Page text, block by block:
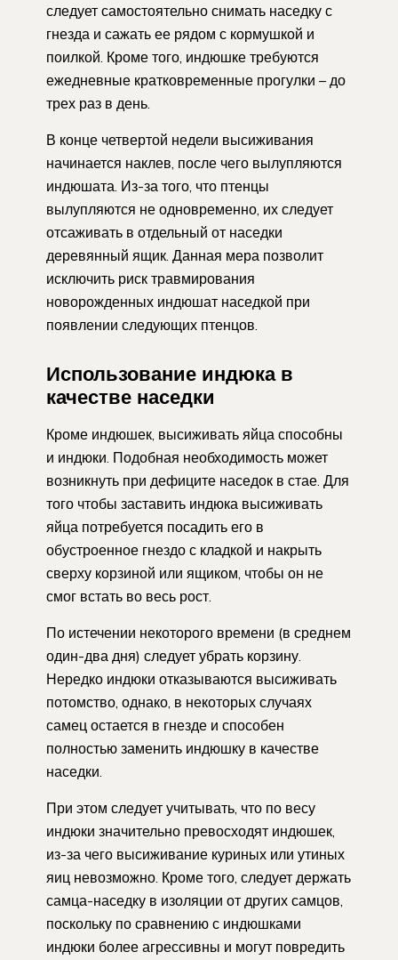
следует самостоятельно снимать наседку с
гнезда и сажать ее рядом с кормушкой и
поилкой. Кроме того, индюшке требуются
ежедневные кратковременные прогулки – до
трех раз в день.
В конце четвертой недели высиживания
начинается наклев, после чего вылупляются
индюшата. Из-за того, что птенцы
вылупляются не одновременно, их следует
отсаживать в отдельный от наседки
деревянный ящик. Данная мера позволит
исключить риск травмирования
новорожденных индюшат наседкой при
появлении следующих птенцов.
Использование индюка в
качестве наседки
Кроме индюшек, высиживать яйца способны
и индюки. Подобная необходимость может
возникнуть при дефиците наседок в стае. Для
того чтобы заставить индюка высиживать
яйца потребуется посадить его в
обустроенное гнездо с кладкой и накрыть
сверху корзиной или ящиком, чтобы он не
смог встать во весь рост.
По истечении некоторого времени (в среднем
один-два дня) следует убрать корзину.
Нередко индюки отказываются высиживать
потомство, однако, в некоторых случаях
самец остается в гнезде и способен
полностью заменить индюшку в качестве
наседки.
При этом следует учитывать, что по весу
индюки значительно превосходят индюшек,
из-за чего высиживание куриных или утиных
яиц невозможно. Кроме того, следует держать
самца-наседку в изоляции от других самцов,
поскольку по сравнению с индюшками
индюки более агрессивны и могут повредить